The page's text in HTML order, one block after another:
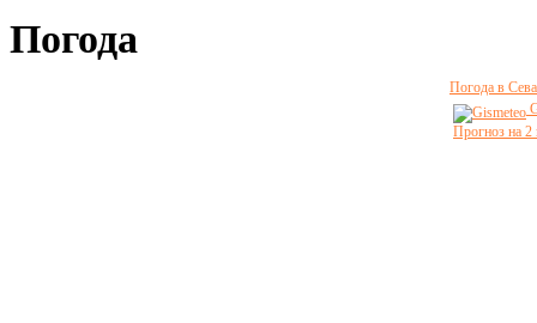
Погода
Погода в
Прогноз на 2